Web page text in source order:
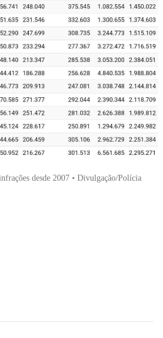
desde 2007 • Divulgação/Polícia